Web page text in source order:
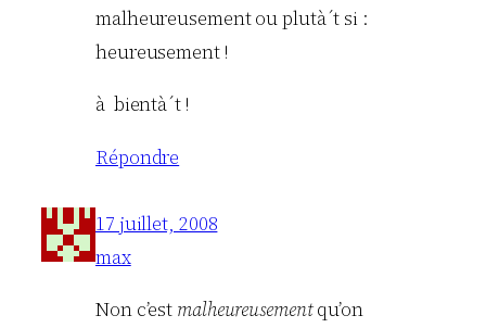
malheureusement ou plutà´t si :
heureusement !
à bientà´t !
Répondre
17 juillet, 2008
max
Non c’est malheureusementqu’on